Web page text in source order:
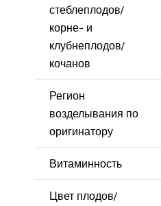
стеблеплодов/
корне- и
клубнеплодов/
кочанов
Регион
возделывания по
оригинатору
Витаминность
Цвет плодов/